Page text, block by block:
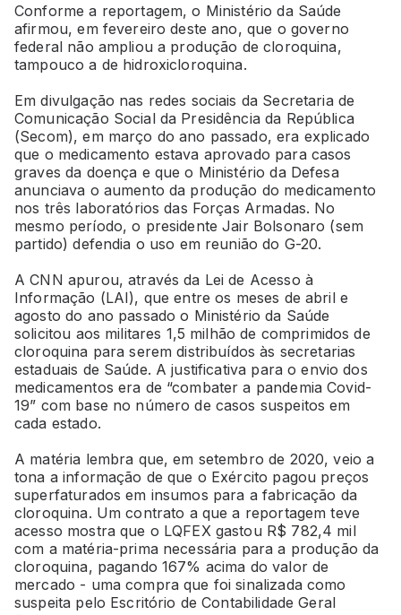
Conforme a reportagem, o Ministério da Saúde
afirmou, em fevereiro deste ano, que o governo
federal não ampliou a produção de cloroquina,
tampouco a de hidroxicloroquina.
Em divulgação nas redes sociais da Secretaria de
Comunicação Social da Presidência da República
(Secom), em março do ano passado, era explicado
que o medicamento estava aprovado para casos
graves da doença e que o Ministério da Defesa
anunciava o aumento da produção do medicamento
nos três laboratórios das Forças Armadas. No
mesmo período, o presidente Jair Bolsonaro (sem
partido) defendia o uso em reunião do G-20.
A CNN apurou, através da Lei de Acesso à
Informação (LAI), que entre os meses de abril e
agosto do ano passado o Ministério da Saúde
solicitou aos militares 1,5 milhão de comprimidos de
cloroquina para serem distribuídos às secretarias
estaduais de Saúde. A justificativa para o envio dos
medicamentos era de “combater a pandemia Covid-
19” com base no número de casos suspeitos em
cada estado.
A matéria lembra que, em setembro de 2020, veio a
tona a informação de que o Exército pagou preços
superfaturados em insumos para a fabricação da
cloroquina. Um contrato a que a reportagem teve
acesso mostra que o LQFEX gastou R$ 782,4 mil
com a matéria-prima necessária para a produção da
cloroquina, pagando 167% acima do valor de
mercado - uma compra que foi sinalizada como
suspeita pelo Escritório de Contabilidade Geral